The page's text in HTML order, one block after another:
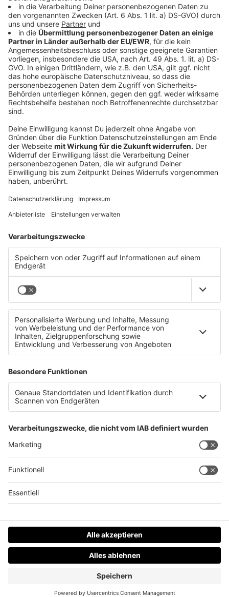
Elternabend: Bullshit-Bingo!
Winter kehrt auf Bergen ein: Aufpassen beim
Wandern
Datenschutz